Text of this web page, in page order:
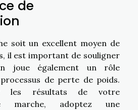
de
soit un excellent moyen de
il est important de souligner
joue également un rôle
de perte de poids.
les résultats de votre
marche, adoptez une